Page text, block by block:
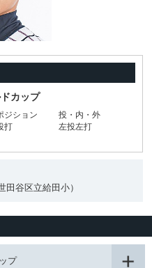
カップ
ジション
投・内・外
打
左投左打
田谷区立給田小）
プ